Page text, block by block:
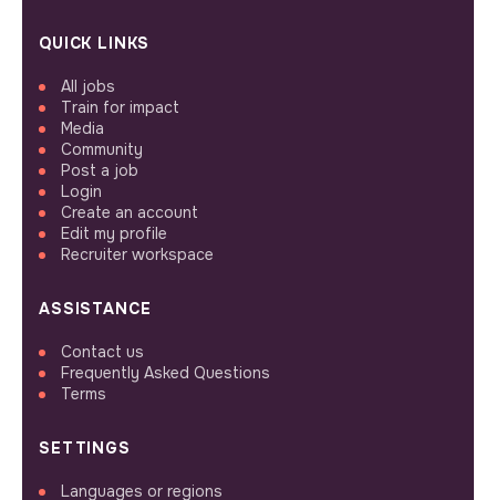
QUICK LINKS
All jobs
Train for impact
Media
Community
Post a job
Login
Create an account
Edit my profile
Recruiter workspace
ASSISTANCE
Contact us
Frequently Asked Questions
Terms
SETTINGS
Languages or regions